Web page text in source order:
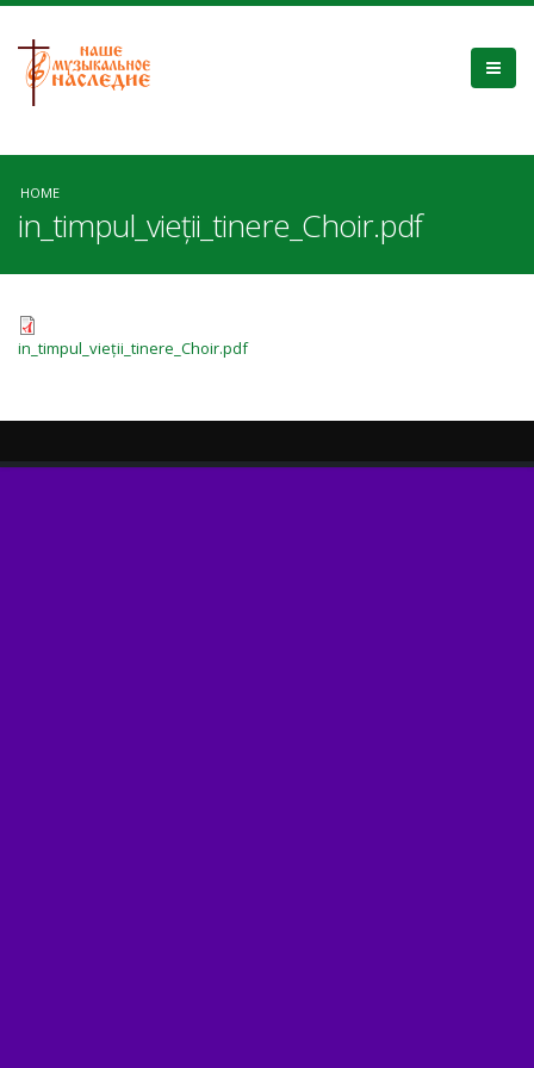
HOME
in_timpul_vieții_tinere_Choir.pdf
in_timpul_vieții_tinere_Choir.pdf